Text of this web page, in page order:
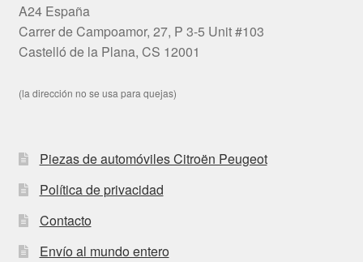
A24 España
Carrer de Campoamor, 27, P 3-5 Unit #103
Castelló de la Plana, CS 12001
(la dirección no se usa para quejas)
Piezas de automóviles Citroën Peugeot
Política de privacidad
Contacto
Envío al mundo entero